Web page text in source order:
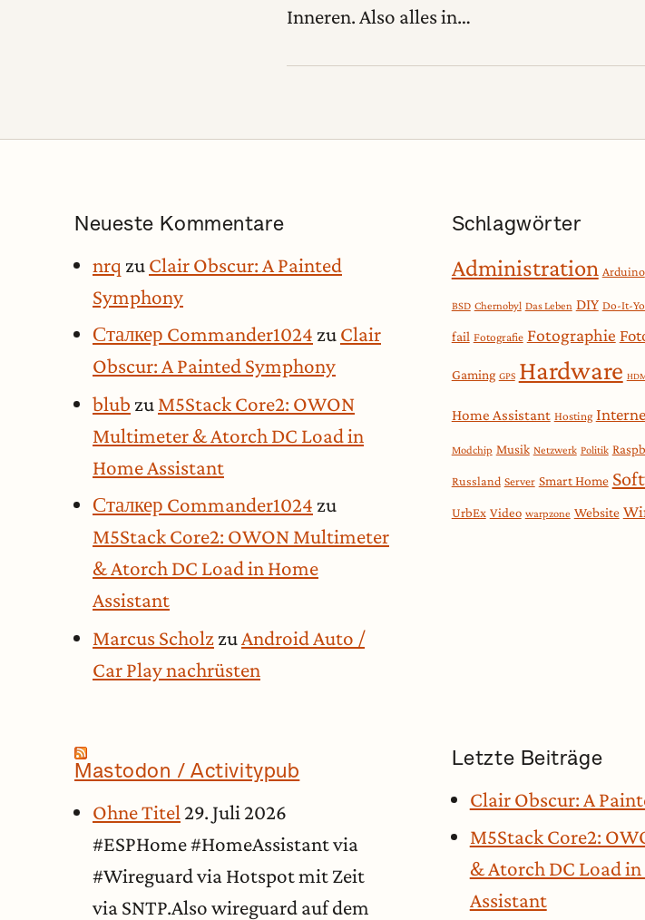
Inneren. Also alles in…
Neueste Kommentare
nrq zuClair Obscur: A Painted
Symphony
Сталкер Commander1024 zuClair
Obscur: A Painted Symphony
blub zuM5Stack Core2: OWON
Multimeter & Atorch DC Load in
Home Assistant
Сталкер Commander1024 zu
M5Stack Core2: OWON Multimeter
& Atorch DC Load in Home
Assistant
Marcus ScholzzuAndroid Auto /
Car Play nachrüsten
Schlagwörter
Administration Arduino
BSD Chernobyl Das Leben DIY Do-It-
fail Fotografie Fotographie
Gaming GPS Hardware
Home Assistant Hosting
Modchip Musik Netzwerk Politik
Russland Server Smart Home
UrbEx Video warpzone Website
Mastodon / Activitypub
Ohne Titel 29. Juli 2026
#ESPHome #HomeAssistant via
#Wireguard via Hotspot mit Zeit
via SNTP.Also wireguard auf dem
Letzte Beiträge
Clair Obscur: A
M5Stack Core2:
& Atorch DC Load
Assistant